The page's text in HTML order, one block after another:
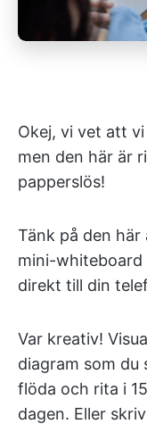
Okej, vi vet att
men den här är
papperslös!
Tänk på den
mini-whiteboard
direkt till din
Var kreativ!
diagram som du
flöda och rita i
dagen. Eller